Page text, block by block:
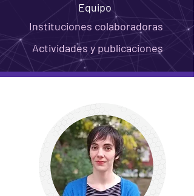
Equipo
Instituciones colaboradoras
Actividades y publicaciones